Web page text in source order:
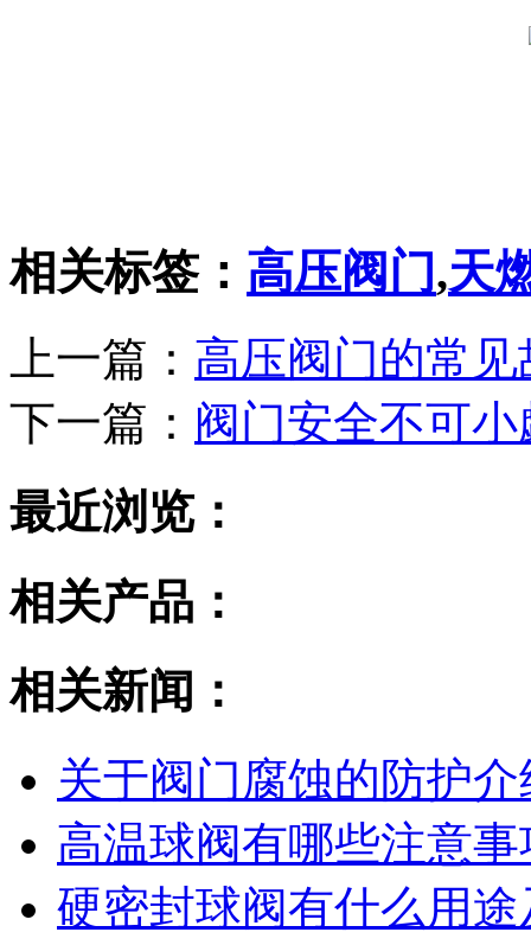
相关标签： 高压阀门,天
上一篇： 高压阀门的常
下一篇： 阀门安全不可小
最近浏览：
相关产品：
相关新闻：
关于阀门腐蚀的防护介
高温球阀有哪些注意事
硬密封球阀有什么用